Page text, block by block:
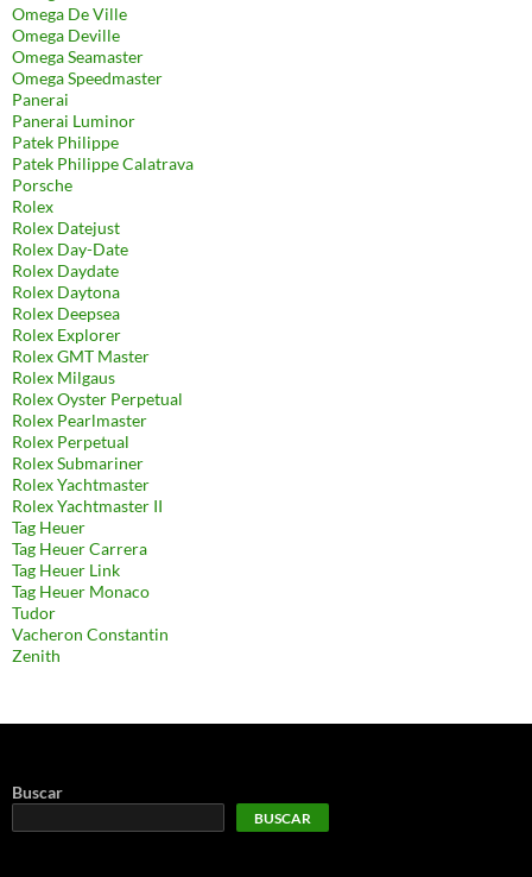
Omega De Ville
Omega Deville
Omega Seamaster
Omega Speedmaster
Panerai
Panerai Luminor
Patek Philippe
Patek Philippe Calatrava
Porsche
Rolex
Rolex Datejust
Rolex Day-Date
Rolex Daydate
Rolex Daytona
Rolex Deepsea
Rolex Explorer
Rolex GMT Master
Rolex Milgaus
Rolex Oyster Perpetual
Rolex Pearlmaster
Rolex Perpetual
Rolex Submariner
Rolex Yachtmaster
Rolex Yachtmaster II
Tag Heuer
Tag Heuer Carrera
Tag Heuer Link
Tag Heuer Monaco
Tudor
Vacheron Constantin
Zenith
Buscar
BUSCAR